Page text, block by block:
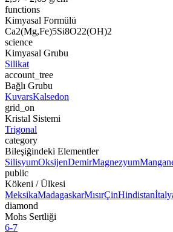
functions
Kimyasal Formülü
Ca2(Mg,Fe)5Si8O22(OH)2
science
Kimyasal Grubu
Silikat
account_tree
Bağlı Grubu
KuvarsKalsedon
grid_on
Kristal Sistemi
Trigonal
category
Bileşiğindeki Elementler
SilisyumOksijenDemirMagnezyum
public
Kökeni / Ülkesi
MeksikaMadagaskarMısırÇinHindistan
diamond
Mohs Sertliği
6-7